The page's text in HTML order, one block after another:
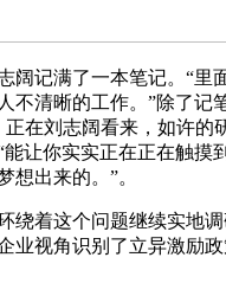
记满了一本笔记。“里
不清晰的工作。”除了记
正在刘志阔看来，如许的
让你实实正在正在触摸
想出来的。”。
着这个问题继续实地调
业视角识别了立异激励